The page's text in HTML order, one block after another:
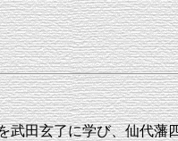
田玄了に学び、仙代藩